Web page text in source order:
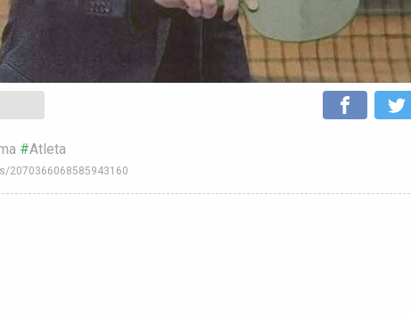
Atleta
2070366068585943160